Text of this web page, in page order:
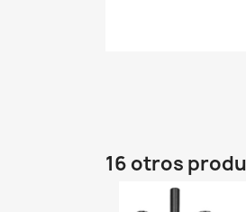
16 otros